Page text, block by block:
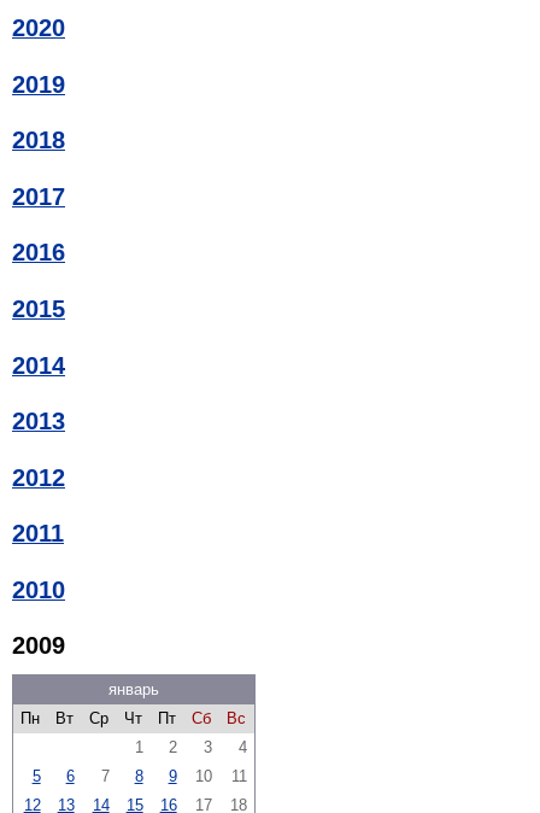
2020
2019
2018
2017
2016
2015
2014
2013
2012
2011
2010
2009
январь
Пн
Вт Ср Чт Пт Сб
Вс
1
2 3
4
5
6 7 8 9 10
11
12
13 14 15 16 17 18